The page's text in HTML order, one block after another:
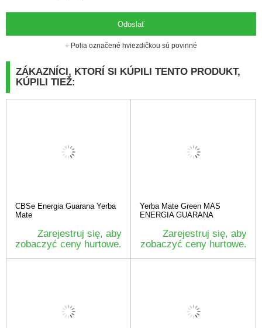
Odoslať
Polia označené hviezdičkou sú povinné
ZÁKAZNÍCI, KTORÍ SI KÚPILI TENTO PRODUKT,
KÚPILI TIEŽ:
CBSe Energia Guarana Yerba
Mate
Zarejestruj się, aby
zobaczyć ceny hurtowe.
Yerba Mate Green MAS
ENERGIA GUARANA
Zarejestruj się, aby
zobaczyć ceny hurtowe.